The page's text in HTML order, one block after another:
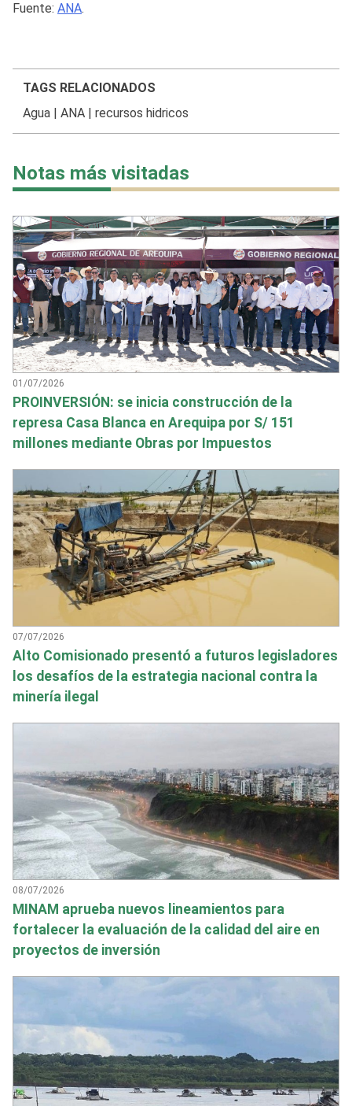
Fuente: ANA.
TAGS RELACIONADOS
Agua| ANA| recursos hidricos
Notas más visitadas
01/07/2026
PROINVERSIÓN: se inicia construcción de la
represa Casa Blanca en Arequipa por S/ 151
millones mediante Obras por Impuestos
07/07/2026
Alto Comisionado presentó a futuros legisladores
los desafíos de la estrategia nacional contra la
minería ilegal
08/07/2026
MINAM aprueba nuevos lineamientos para
fortalecer la evaluación de la calidad del aire en
proyectos de inversión